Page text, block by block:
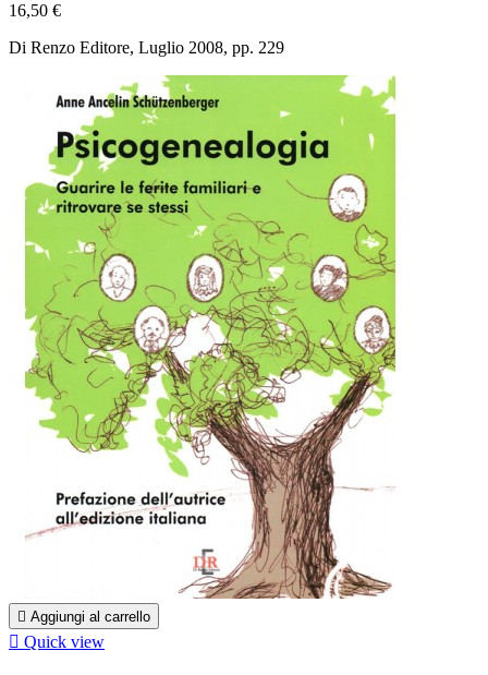
16,50 €
Di Renzo Editore, Luglio 2008, pp. 229
 Aggiungi al carrello
 Quick view